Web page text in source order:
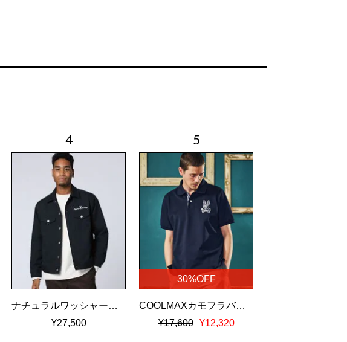
ナチュラルワッシャーツイル トラッカージャケット
¥27,500
30%OFF
COOLMAXカモフラバニー鹿の子ポロシャツ
¥17,600
¥12,320